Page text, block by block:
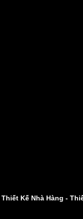
Thiết Kế Nhà Hàng -